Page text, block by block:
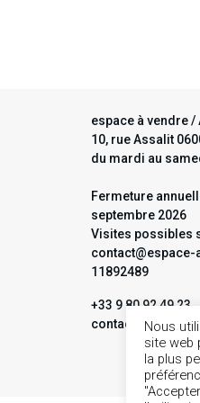
espace à vendre
10, rue Assalit
du mardi au
Fermeture
septembre 2026
Visites possibles
contact@espace-
11892489
+33 9 80 92 49 23
Nous
site web
la plus